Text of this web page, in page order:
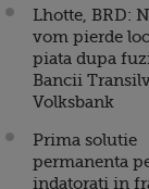
Lhotte, BRD:
vom pierde
piata dupa
Bancii
Volksbank
Prima solutie
permanenta
indatorati in